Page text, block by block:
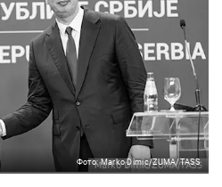
Фото: Marko Dimic/ZUMA/TASS